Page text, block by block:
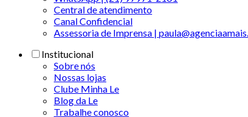
Central de atendimento
Canal Confidencial
Assessoria de Imprensa |
Institucional
Sobre nós
Nossas lojas
Clube Minha Le
Blog da Le
Trabalhe conosco